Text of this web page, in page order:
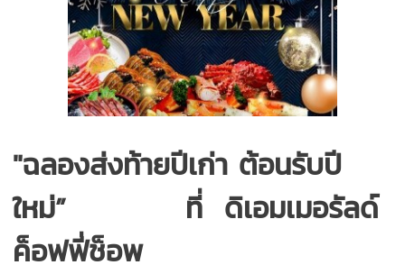
"ฉลองส่งท้ายปีเก่า ต้อนรับปี
ใหม่” ที่ ดิเอมเมอรัลด์
ค็อฟฟี่ช็อพ